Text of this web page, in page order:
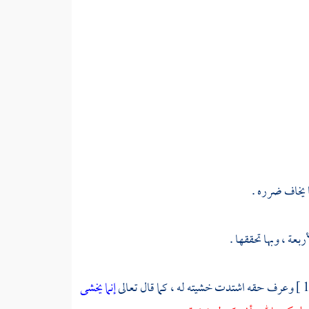
يخاف ضرره .
، وبها تحققها .
وعرف حقه اشتدت خشيته له ، كما قال تعالىإنما يخشى